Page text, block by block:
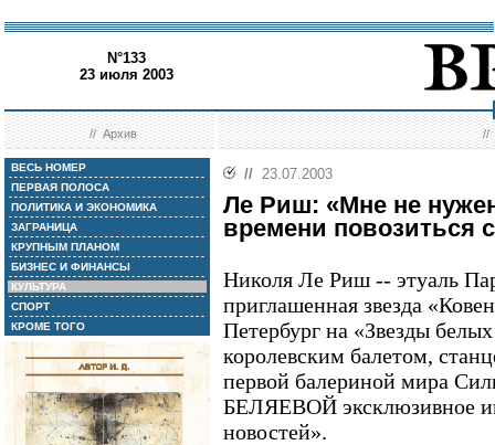
N°133
23 июля 2003
//Архив //
ВЕСЬ НОМЕР
ПЕРВАЯ ПОЛОСА
ПОЛИТИКА И ЭКОНОМИКА
ЗАГРАНИЦА
КРУПНЫМ ПЛАНОМ
БИЗНЕС И ФИНАНСЫ
КУЛЬТУРА
СПОРТ
КРОМЕ ТОГО
// 23.07.2003
Ле Риш: «Мне не
времени повозиться
Николя Ле Риш -- этуаль
приглашенная звезда
Петербург на «Звезды
королевским балетом,
первой балериной мира
БЕЛЯЕВОЙ эксклюзивное
новостей».